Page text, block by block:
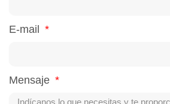
E-mail
Mensaje